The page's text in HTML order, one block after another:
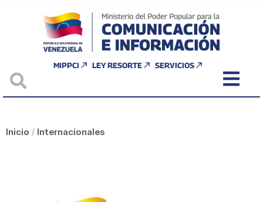
MIPPCI LEY RESORTE SERVICIOS
Inicio / Internacionales